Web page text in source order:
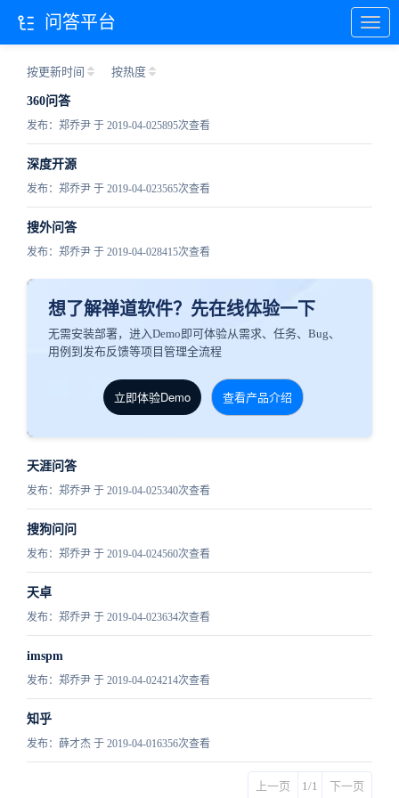
按更新时间 按热度
360问答
发布：郑乔尹 于 2019-04-025895次查看
深度开源
发布：郑乔尹 于 2019-04-023565次查看
搜外问答
发布：郑乔尹 于 2019-04-028415次查看
想了解禅道软件？先在线体验一下
无需安装部署，进入Demo即可体验从需求、任务、Bug、
用例到发布反馈等项目管理全流程
立即体验Demo 查看产品介绍
天涯问答
发布：郑乔尹 于 2019-04-025340次查看
搜狗问问
发布：郑乔尹 于 2019-04-024560次查看
天卓
发布：郑乔尹 于 2019-04-023634次查看
imspm
发布：郑乔尹 于 2019-04-024214次查看
知乎
发布：薛才杰 于 2019-04-016356次查看
上一页 1/1 下一页
问答平台